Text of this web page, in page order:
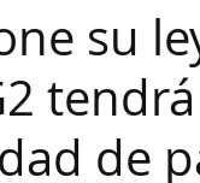
femenil 9Z
su
de